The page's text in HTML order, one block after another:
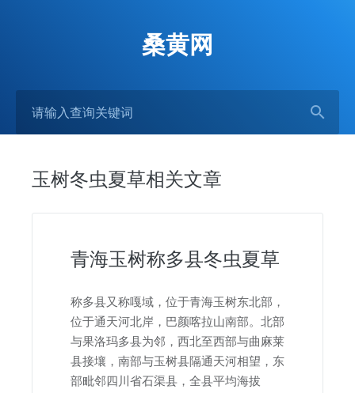
桑黄网
玉树冬虫夏草相关文章
青海玉树称多县冬虫夏草
称多县又称嘎域，位于青海玉树东北部，
位于通天河北岸，巴颜喀拉山南部。北部
与果洛玛多县为邻，西北至西部与曲麻莱
县接壤，南部与玉树县隔通天河相望，东
部毗邻四川省石渠县，全县平均海拔